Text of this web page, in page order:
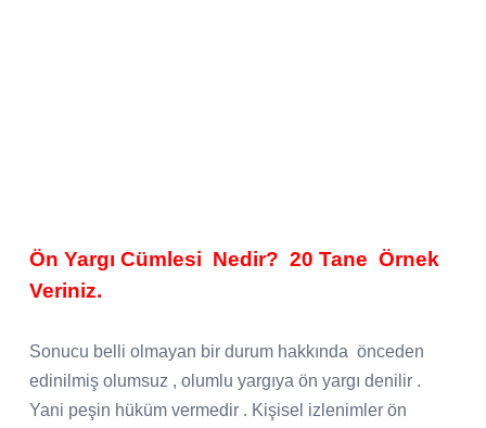
Ön Yargı Cümlesi Nedir? 20 Tane Örnek
Veriniz.
Sonucu belli olmayan bir durum hakkında önceden
edinilmiş olumsuz , olumlu yargıya ön yargı denilir .
Yani peşin hüküm vermedir . Kişisel izlenimler ön